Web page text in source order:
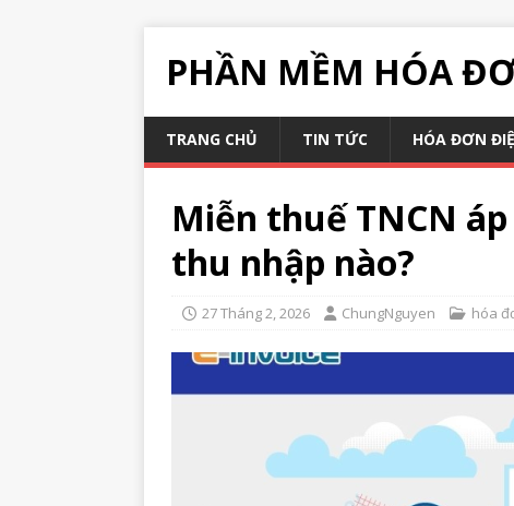
PHẦN MỀM HÓA
TRANG CHỦ TIN TỨC HÓA ĐƠN
Miễn thuế TNCN
thu nhập nào?
27 Tháng 2, 2026 ChungNguyen hóa